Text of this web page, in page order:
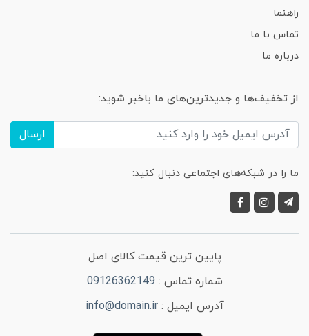
راهنما
تماس با ما
درباره ما
از تخفیف‌ها و جدیدترین‌های ما باخبر شوید:
ارسال
ما را در شبکه‌های اجتماعی دنبال کنید:
پایین ترین قیمت کالای اصل
شماره تماس : 09126362149
آدرس ایمیل :info@domain.ir